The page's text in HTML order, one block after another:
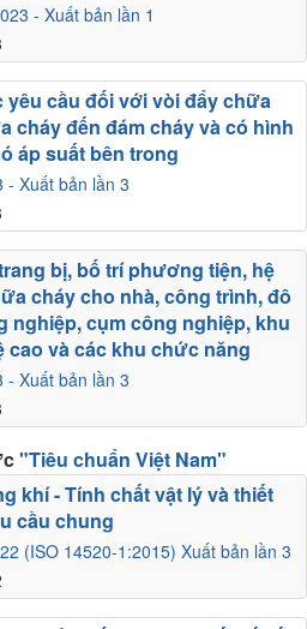
- Xuất bản lần 1
- Xuất bản lần 3
cầu đối với vòi đẩy chữa
cháy đến đám cháy và có hình
áp suất bên trong
- Xuất bản lần 3
bị, bố trí phương tiện, hệ
cháy cho nhà, công trình, đô
nghiệp, cụm công nghiệp, khu
cao và các khu chức năng
"Tiêu chuẩn Việt Nam"
(ISO 14520-1:2015) Xuất bản lần 3
khí - Tính chất vật lý và thiết
cầu chung